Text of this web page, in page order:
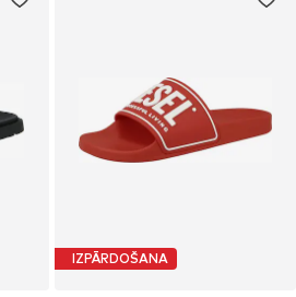
IZPĀRDOŠANA